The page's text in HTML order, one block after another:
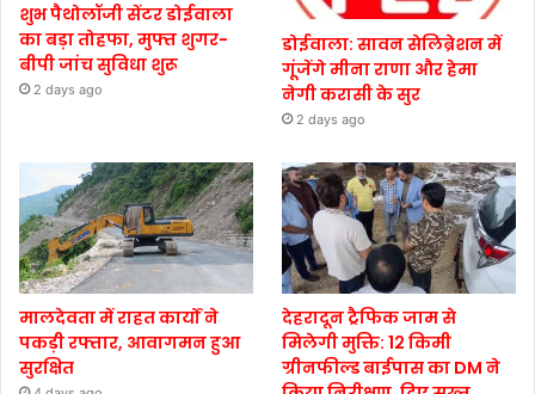
शुभ पैथोलॉजी सेंटर डोईवाला
का बड़ा तोहफा, मुफ्त शुगर-
बीपी जांच सुविधा शुरू
2 days ago
डोईवाला: सावन सेलिब्रेशन में
गूंजेंगे मीना राणा और हेमा
नेगी करासी के सुर
2 days ago
मालदेवता में राहत कार्यों ने
पकड़ी रफ्तार, आवागमन हुआ
सुरक्षित
देहरादून ट्रैफिक जाम से
मिलेगी मुक्ति: 12 किमी
ग्रीनफील्ड बाईपास का DM ने